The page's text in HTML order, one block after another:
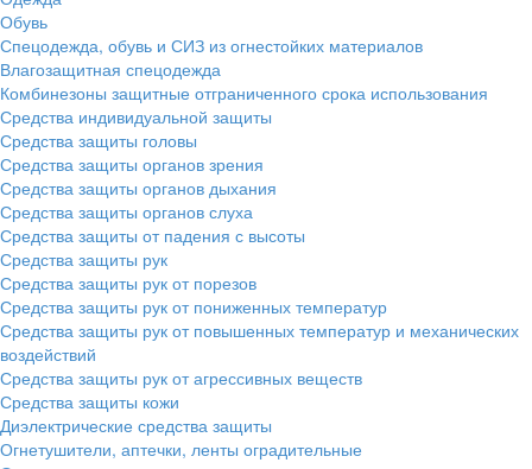
Обувь
Спецодежда, обувь и СИЗ из огнестойких материалов
Влагозащитная спецодежда
Комбинезоны защитные отграниченного срока использования
Средства индивидуальной защиты
Средства защиты головы
Средства защиты органов зрения
Средства защиты органов дыхания
Средства защиты органов слуха
Средства защиты от падения с высоты
Средства защиты рук
Средства защиты рук от порезов
Средства защиты рук от пониженных температур
Средства защиты рук от повышенных температур и механических
воздействий
Средства защиты рук от агрессивных веществ
Средства защиты кожи
Диэлектрические средства защиты
Огнетушители, аптечки, ленты оградительные